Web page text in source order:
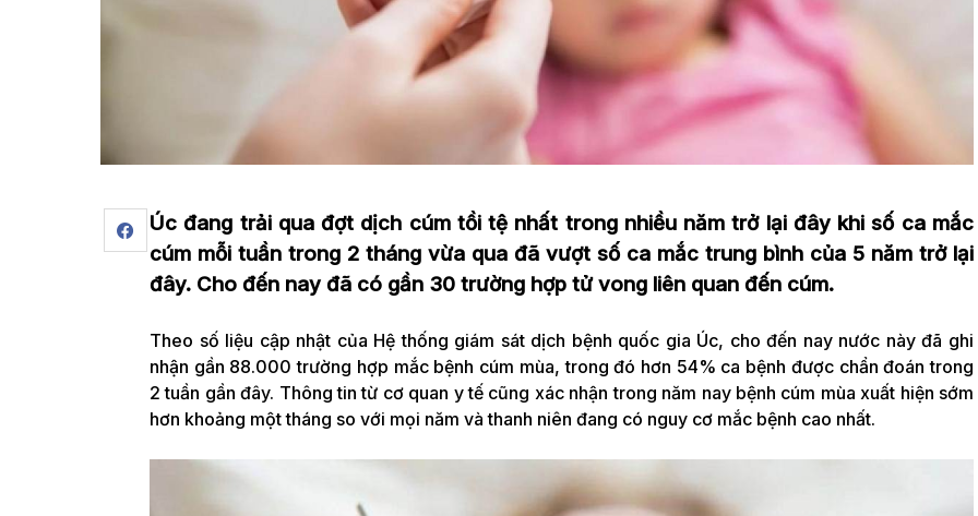
Úc đang trải qua đợt dịch cúm tồi tệ nhất trong nhiều năm trở lại đây khi số ca mắc
cúm mỗi tuần trong 2 tháng vừa qua đã vượt số ca mắc trung bình của 5 năm trở lại
đây. Cho đến nay đã có gần 30 trường hợp tử vong liên quan đến cúm.
Theo số liệu cập nhật của Hệ thống giám sát dịch bệnh quốc gia Úc, cho đến nay nước này đã ghi
nhận gần 88.000 trường hợp mắc bệnh cúm mùa, trong đó hơn 54% ca bệnh được chẩn đoán trong
2 tuần gần đây. Thông tin từ cơ quan y tế cũng xác nhận trong năm nay bệnh cúm mùa xuất hiện sớm
hơn khoảng một tháng so với mọi năm và thanh niên đang có nguy cơ mắc bệnh cao nhất.